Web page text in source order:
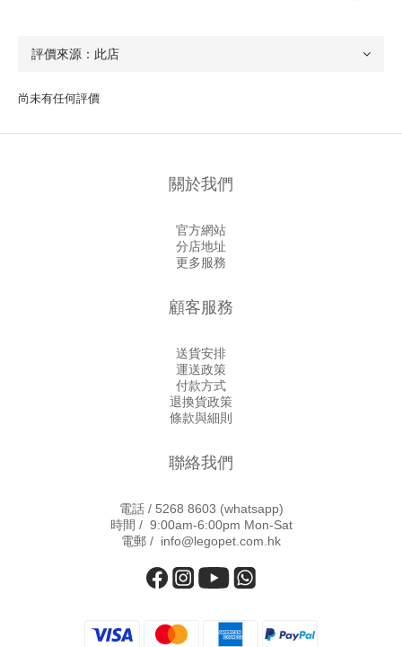
尚未有任何評價
關於我們
官方網站
分店地址
更多服務
顧客服務
送貨安排
運送政策
付款方式
退換貨政策
條款與細則
聯絡我們
電話 / 5268 8603 (whatsapp)
時間 / 9:00am-6:00pm Mon-Sat
電郵 / info@legopet.com.hk